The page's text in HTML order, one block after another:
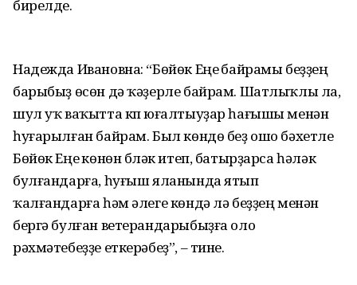
бирелде.
Надежда Ивановна: “Бөйөк Еңеү байрамы беҙҙең
барыбыҙ өсөн дә ҡәҙерле байрам. Шатлыҡлы ла,
шул уҡ ваҡытта күп юғалтыуҙар һағышы менән
һуғарылған байрам. Был көндө беҙ ошо бәхетле
Бөйөк Еңеү көнөн бүләк итеп, батырҙарса һәләк
булғандарға, һуғыш яланында ятып
ҡалғандарға һәм әлеге көндә лә беҙҙең менән
бергә булған ветерандарыбыҙға оло
рәхмәтебеҙҙе еткерәбеҙ”, – тине.